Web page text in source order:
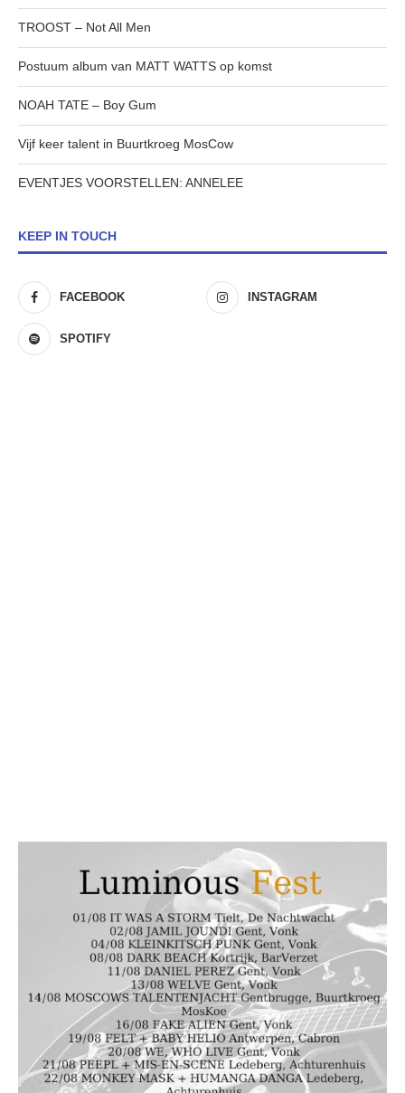
TROOST – Not All Men
Postuum album van MATT WATTS op komst
NOAH TATE – Boy Gum
Vijf keer talent in Buurtkroeg MosCow
EVENTJES VOORSTELLEN: ANNELEE
KEEP IN TOUCH
FACEBOOK INSTAGRAM
SPOTIFY